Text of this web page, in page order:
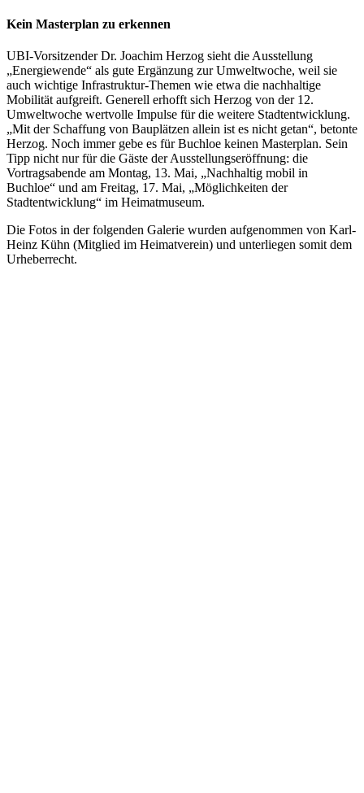
Kein Masterplan zu erkennen
UBI-Vorsitzender Dr. Joachim Herzog sieht die Ausstellung
„Energiewende“ als gute Ergänzung zur Umweltwoche, weil sie
auch wichtige Infrastruktur-Themen wie etwa die nachhaltige
Mobilität aufgreift. Generell erhofft sich Herzog von der 12.
Umweltwoche wertvolle Impulse für die weitere Stadtentwicklung.
„Mit der Schaffung von Bauplätzen allein ist es nicht getan“, betonte
Herzog. Noch immer gebe es für Buchloe keinen Masterplan. Sein
Tipp nicht nur für die Gäste der Ausstellungseröffnung: die
Vortragsabende am Montag, 13. Mai, „Nachhaltig mobil in
Buchloe“ und am Freitag, 17. Mai, „Möglichkeiten der
Stadtentwicklung“ im Heimatmuseum.
Die Fotos in der folgenden Galerie wurden aufgenommen von Karl-
Heinz Kühn (Mitglied im Heimatverein) und unterliegen somit dem
Urheberrecht.